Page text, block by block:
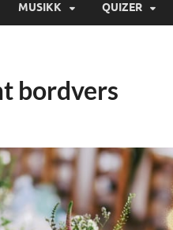
MUSIKK QUIZER
bordvers